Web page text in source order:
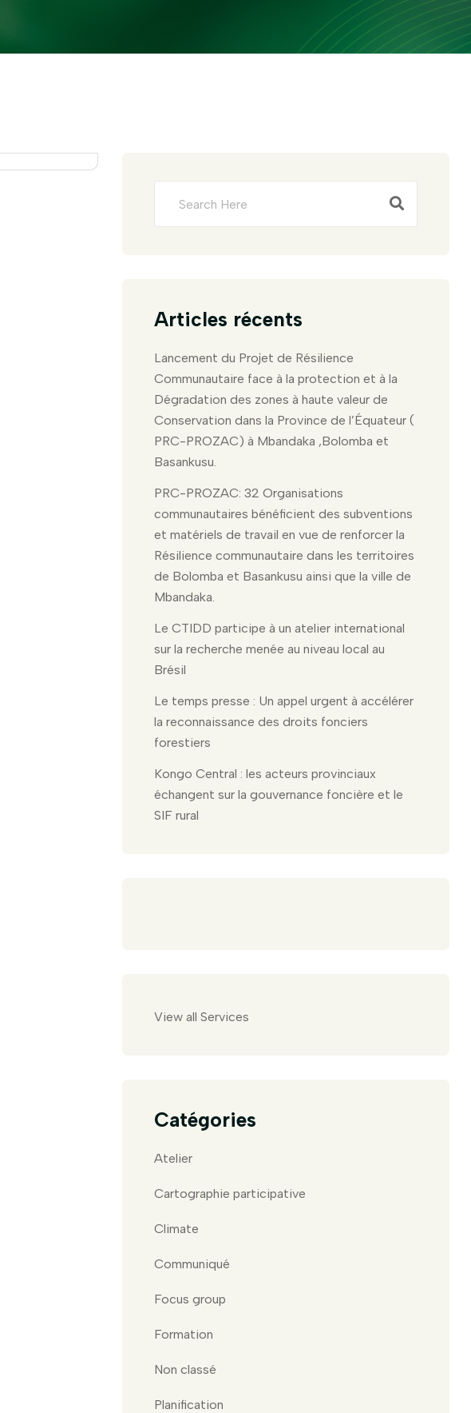
Articles récents
Lancement du Projet de Résilience
Communautaire face à la protection et à la
Dégradation des zones à haute valeur de
Conservation dans la Province de l’Équateur (
PRC-PROZAC) à Mbandaka ,Bolomba et
Basankusu.
PRC-PROZAC: 32 Organisations
communautaires bénéficient des subventions
et matériels de travail en vue de renforcer la
Résilience communautaire dans les territoires
de Bolomba et Basankusu ainsi que la ville de
Mbandaka.
Le CTIDD participe à un atelier international
sur la recherche menée au niveau local au
Brésil
Le temps presse : Un appel urgent à accélérer
la reconnaissance des droits fonciers
forestiers
Kongo Central : les acteurs provinciaux
échangent sur la gouvernance foncière et le
SIF rural
View all Services
Catégories
Atelier
Cartographie participative
Climate
Communiqué
Focus group
Formation
Non classé
Planification